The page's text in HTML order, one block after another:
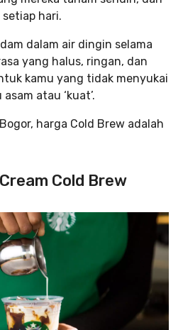
hari.
dalam air dingin selama
yang halus, ringan, dan
kamu yang tidak menyukai
atau ‘kuat’.
harga Cold Brew adalah
Cold Brew